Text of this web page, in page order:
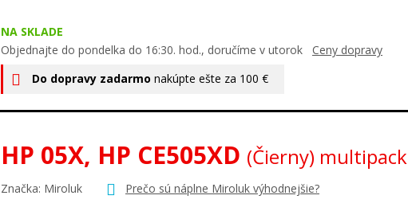
NA SKLADE
Objednajte do pondelka do 16:30. hod., doručíme v utorok Ceny dopravy
Do dopravy zadarmo nakúpte ešte za 100 €
HP 05X, HP CE505XD (Čierny) multipack
Značka: Miroluk Prečo sú náplne Miroluk výhodnejšie?